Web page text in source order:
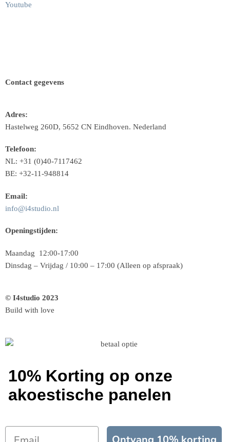
Youtube
Contact gegevens
Adres:
Hastelweg 260D, 5652 CN Eindhoven. Nederland
Telefoon:
NL: +31 (0)40-7117462
BE: +32-11-948814
Email:
info@i4studio.nl
Openingstijden:
Maandag 12:00-17:00
Dinsdag – Vrijdag / 10:00 – 17:00 (Alleen op afspraak)
© I4studio 2023
Build with love
10% Korting op onze
akoestische panelen